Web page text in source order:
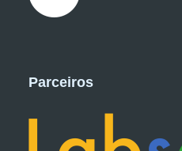
Parceiros